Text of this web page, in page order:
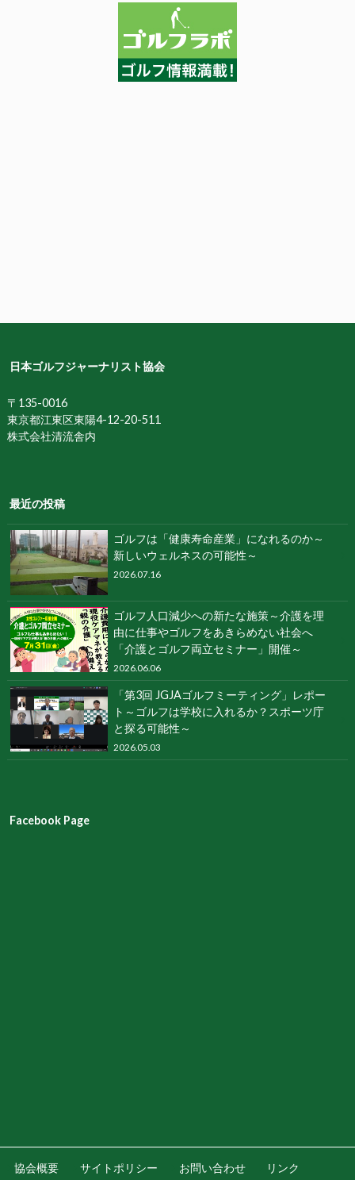
日本ゴルフジャーナリスト協会
〒135-0016
東京都江東区東陽4-12-20-511
株式会社清流舎内
最近の投稿
ゴルフは「健康寿命産業」になれるのか～
新しいウェルネスの可能性～
2026.07.16
ゴルフ人口減少への新たな施策～介護を理
由に仕事やゴルフをあきらめない社会へ
「介護とゴルフ両立セミナー」開催～
2026.06.06
「第3回 JGJAゴルフミーティング」レポー
ト～ゴルフは学校に入れるか？スポーツ庁
と探る可能性～
2026.05.03
Facebook Page
協会概要 サイトポリシー お問い合わせ リンク